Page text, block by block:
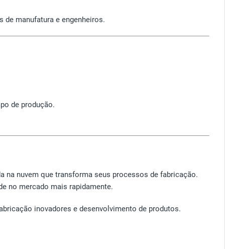
manufatura e engenheiros.
de produção.
na nuvem que transforma seus processos de fabricação.
no mercado mais rapidamente.
inovadores e desenvolvimento de produtos.